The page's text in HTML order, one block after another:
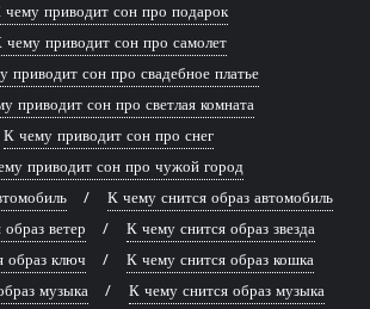
приводит сон про подарок
чему приводит сон про самолет
приводит сон про свадебное платье
приводит сон про светлая комната
К чему приводит сон про снег
приводит сон про чужой город
К чему снится образ автомобиль
ветер
К чему снится образ звезда
образ ключ
К чему снится образ кошка
музыка
К чему снится образ музыка